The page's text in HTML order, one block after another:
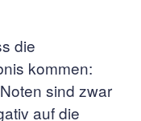
die
kommen:
sind zwar
auf die